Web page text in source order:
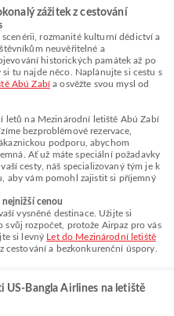
zážitek z cestování
rozmanité kulturní dědictví a
neuvěřitelné a
historických památek až po
tu najde něco. Naplánujte si cestu s
Abú Zabí a osvěžte svou mysl od
letů na Mezinárodní letiště Abú Zabí
bezproblémové rezervace,
podporu, abychom
Ať už máte speciální požadavky
cesty, náš specializovaný tým je k
aby vám pomohl zajistit si příjemný
cenou
vysněné destinace. Užijte si
svůj rozpočet, protože Airpaz pro vás
si levný Let do Mezinárodní letiště
cestování a bezkonkurenční úspory.
Bangla Airlines na letiště